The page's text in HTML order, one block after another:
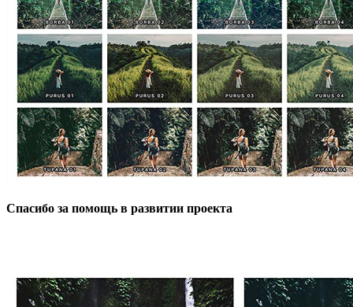
Спасибо за помощь в развитии проекта